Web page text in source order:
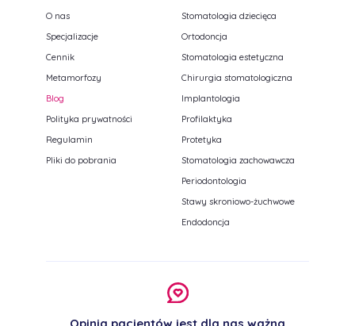
O nas
Specjalizacje
Cennik
Metamorfozy
Blog
Polityka prywatności
Regulamin
Pliki do pobrania
Stomatologia dziecięca
Ortodoncja
Stomatologia estetyczna
Chirurgia stomatologiczna
Implantologia
Profilaktyka
Protetyka
Stomatologia zachowawcza
Periodontologia
Stawy skroniowo-żuchwowe
Endodoncja
Opinia pacjentów jest dla nas ważna